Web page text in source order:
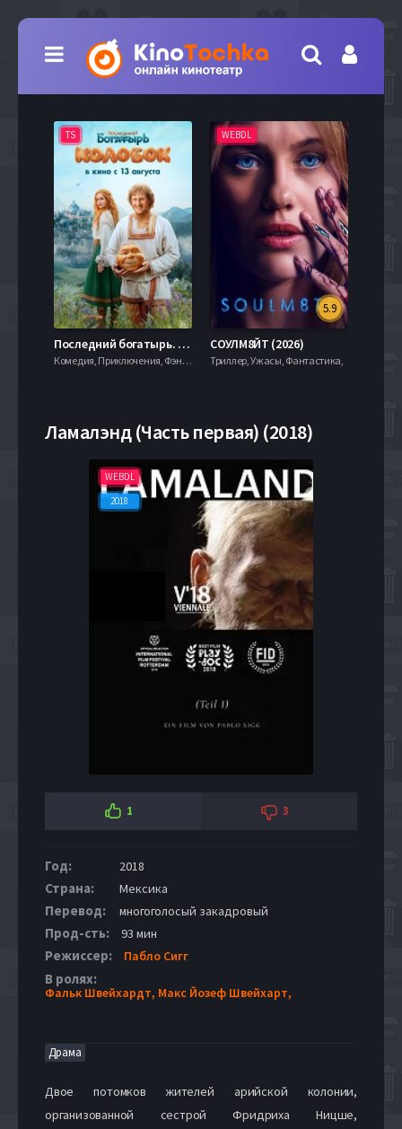
TS
Последний богатырь. Колобок (2026)
Комедия, Приключения, Фэнтези,
WEBDL
5.9
СОУЛМ8ЙТ (2026)
Триллер, Ужасы, Фантастика,
Ламалэнд (Часть первая) (2018)
WEBDL
2018
1 3
Год: 2018
Страна: Мексика
Перевод: многоголосый закадровый
Прод-сть: 93 мин
Режиссер: Пабло Сигг
В ролях:
Фальк Швейхардт, Макс Йозеф Швейхарт,
Драма
Двое потомков жителей арийской колонии,
организованной сестрой Фридриха Ницше,